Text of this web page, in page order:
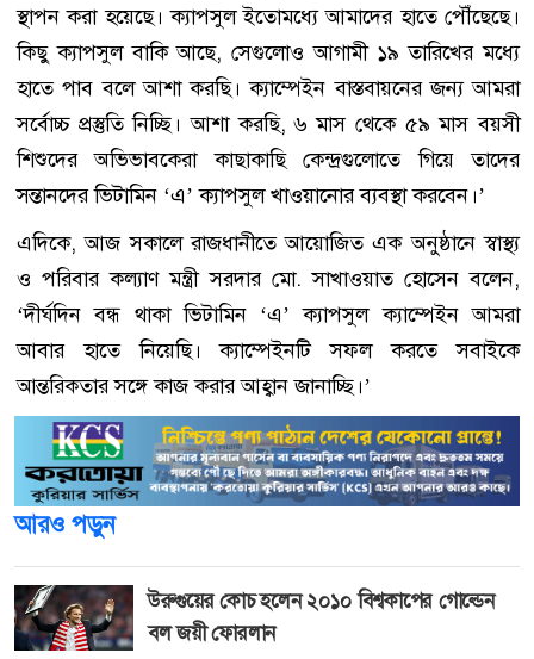
স্থাপন করা হয়েছে। ক্যাপসুল ইতোমধ্যে আমাদের হাতে পৌঁছেছে।
কিছু ক্যাপসুল বাকি আছে, সেগুলোও আগামী ১৯ তারিখের মধ্যে
হাতে পাব বলে আশা করছি। ক্যাম্পেইন বাস্তবায়নের জন্য আমরা
সর্বোচ্চ প্রস্তুতি নিচ্ছি। আশা করছি, ৬ মাস থেকে ৫৯ মাস বয়সী
শিশুদের অভিভাবকেরা কাছাকাছি কেন্দ্রগুলোতে গিয়ে তাদের
সন্তানদের ভিটামিন ‘এ’ ক্যাপসুল খাওয়ানোর ব্যবস্থা করবেন।’
এদিকে, আজ সকালে রাজধানীতে আয়োজিত এক অনুষ্ঠানে স্বাস্থ্য
ও পরিবার কল্যাণ মন্ত্রী সরদার মো. সাখাওয়াত হোসেন বলেন,
‘দীর্ঘদিন বন্ধ থাকা ভিটামিন ‘এ’ ক্যাপসুল ক্যাম্পেইন আমরা
আবার হাতে নিয়েছি। ক্যাম্পেইনটি সফল করতে সবাইকে
আন্তরিকতার সঙ্গে কাজ করার আহ্বান জানাচ্ছি।’
আরও পড়ুন
উরুগুয়ের কোচ হলেন ২০১০ বিশ্বকাপের গোল্ডেন
বল জয়ী ফোরলান